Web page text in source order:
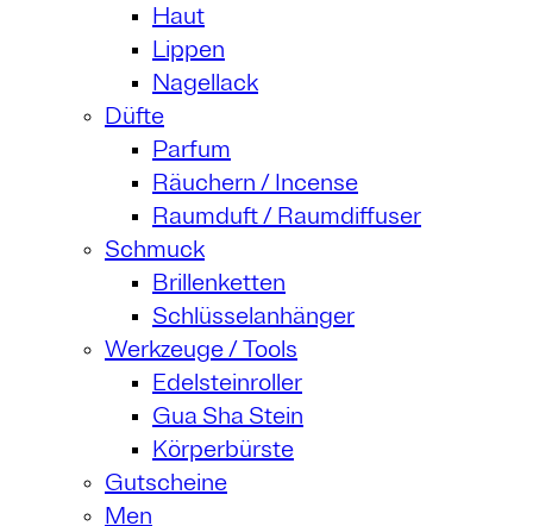
Haut
Lippen
Nagellack
Düfte
Parfum
Räuchern / Incense
Raumduft / Raumdiffuser
Schmuck
Brillenketten
Schlüsselanhänger
Werkzeuge / Tools
Edelsteinroller
Gua Sha Stein
Körperbürste
Gutscheine
Men